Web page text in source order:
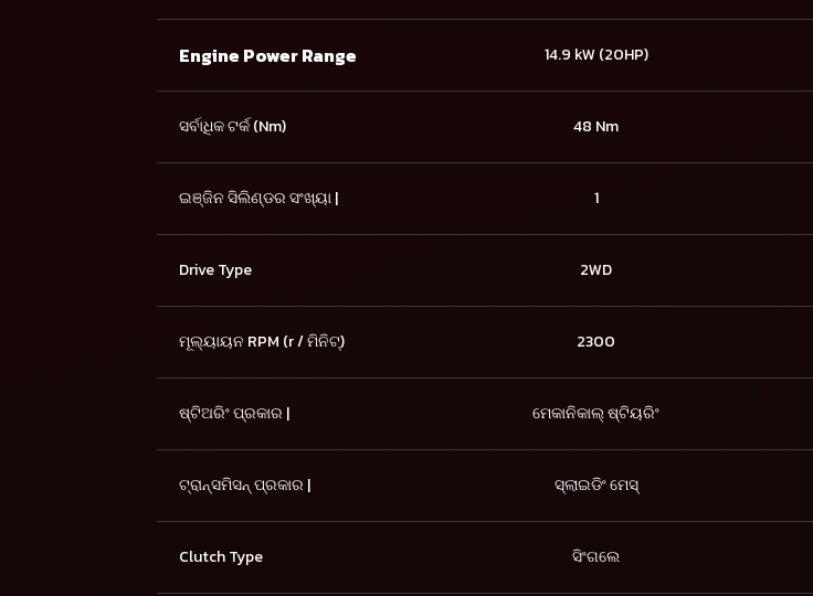
Engine Power Range 14.9 kW (20HP)
ସର୍ବାଧିକ ଟର୍କ (Nm) 48 Nm
ଇଞ୍ଜିନ ସିଲିଣ୍ଡର ସଂଖ୍ୟା | 1
Drive Type 2WD
ମୂଲ୍ୟାୟନ RPM (r / ମିନିଟ୍) 2300
ଷ୍ଟିଅରିଂ ପ୍ରକାର | ମେକାନିକାଲ୍ ଷ୍ଟିୟରିଂ
ଟ୍ରାନ୍ସମିସନ୍ ପ୍ରକାର | ସ୍ଲାଇଡିଂ ମେସ୍
Clutch Type ସିଂଗଲେ